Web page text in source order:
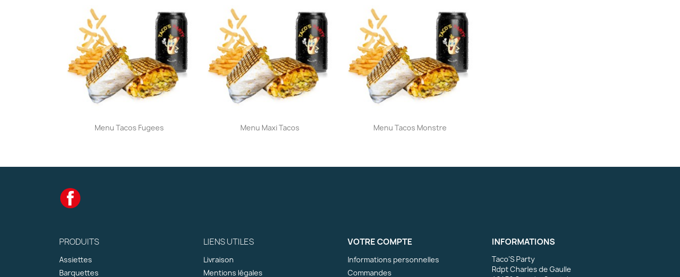
Aperçu rapide
Menu Tacos Fugees Aperçu rapide
Menu Maxi Tacos Aperçu rapide
Menu Tacos Monstre
PRODUITS
Assiettes
Barquettes
LIENS UTILES
Livraison
Mentions légales
VOTRE COMPTE
Informations personnelles
Commandes
INFORMATIONS
Taco'S Party
Rdpt Charles de Gaulle